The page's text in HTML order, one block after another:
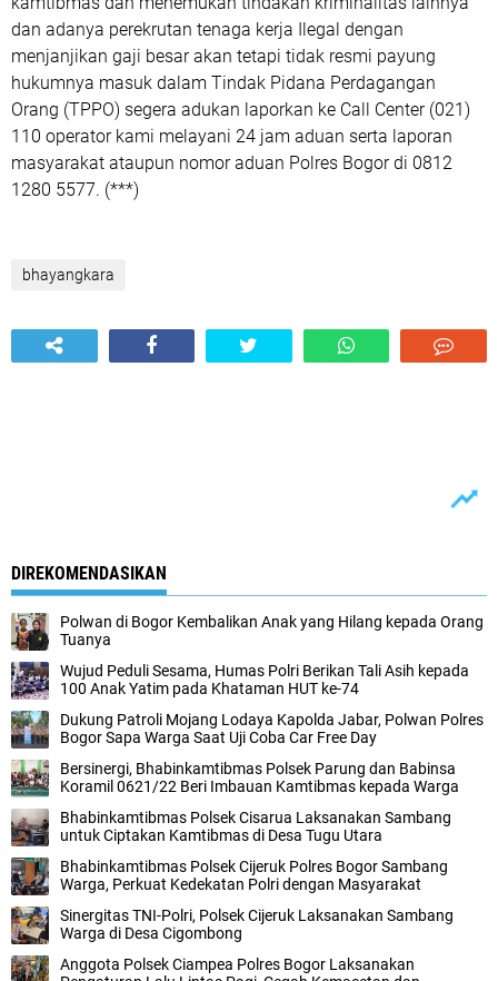
dan adanya perekrutan tenaga kerja Ilegal dengan
menjanjikan gaji besar akan tetapi tidak resmi payung
hukumnya masuk dalam Tindak Pidana Perdagangan
Orang (TPPO) segera adukan laporkan ke Call Center (021)
110 operator kami melayani 24 jam aduan serta laporan
masyarakat ataupun nomor aduan Polres Bogor di 0812
1280 5577. (***)
bhayangkara
DIREKOMENDASIKAN
Polwan di Bogor Kembalikan Anak yang Hilang kepada Orang
Tuanya
Wujud Peduli Sesama, Humas Polri Berikan Tali Asih kepada
100 Anak Yatim pada Khataman HUT ke-74
Dukung Patroli Mojang Lodaya Kapolda Jabar, Polwan Polres
Bogor Sapa Warga Saat Uji Coba Car Free Day
Bersinergi, Bhabinkamtibmas Polsek Parung dan Babinsa
Koramil 0621/22 Beri Imbauan Kamtibmas kepada Warga
Bhabinkamtibmas Polsek Cisarua Laksanakan Sambang
untuk Ciptakan Kamtibmas di Desa Tugu Utara
Bhabinkamtibmas Polsek Cijeruk Polres Bogor Sambang
Warga, Perkuat Kedekatan Polri dengan Masyarakat
Sinergitas TNI-Polri, Polsek Cijeruk Laksanakan Sambang
Warga di Desa Cigombong
Anggota Polsek Ciampea Polres Bogor Laksanakan